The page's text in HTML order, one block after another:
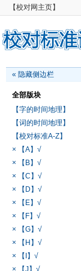
【校对网主页】
« 隐藏侧边栏
全部版块
【字的时间地理】
【词的时间地理】
【校对标准A-Z】
× 【A】√
× 【B】√
× 【C】√
× 【D】√
× 【E】√
× 【F】√
× 【G】√
× 【H】√
× 【I】√
× 【J】√